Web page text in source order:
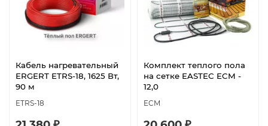
Кабель нагревательный
ERGERT ETRS-18, 1625 Вт,
90 м
ETRS-18
Комплект теплого пола
на сетке EASTEC ECM -
12,0
ECM